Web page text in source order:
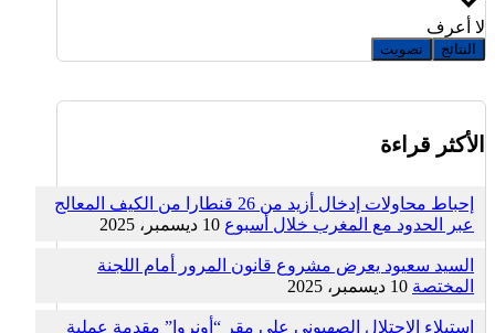
لا أعرف
النتائج تصويت
الأكثر قراءة
إحباط محاولات إدخال أزيد من 26 قنطارا من الكيف المعالج
عبر الحدود مع المغرب خلال أسبوع 10 ديسمبر، 2025
السيد سعيود يعرض مشروع قانون المرور أمام اللجنة
المختصة 10 ديسمبر، 2025
استيلاء الاحتلال الصهيوني على مقر “أونروا” مقدمة عملية